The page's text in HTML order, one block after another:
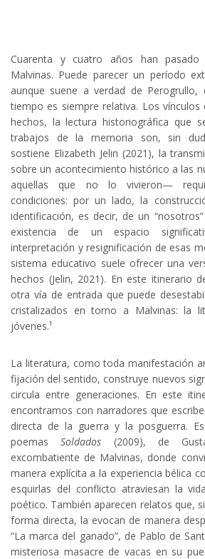
Cuarenta y cuatro años han
Malvinas. Puede parecer un período
aunque suene a verdad de Perogrullo,
tiempo es siempre relativa. Los
hechos, la lectura historiográfica que
trabajos de la memoria son, sin
sostiene Elizabeth Jelin (2021), la
sobre un acontecimiento histórico a las
aquellas que no lo vivieron—
condiciones: por un lado, la
identificación, es decir, de un
existencia de un espacio
interpretación y resignificación de esas
sistema educativo suele ofrecer una
hechos (Jelin, 2021). En este itinerario
otra vía de entrada que puede
cristalizados en torno a Malvinas: la
jóvenes.¹
La literatura, como toda manifestación
fijación del sentido, construye nuevos
circula entre generaciones. En este
encontramos con narradores que
directa de la guerra y la posguerra.
poemasSoldados (2009), de
excombatiente de Malvinas, donde
manera explícita a la experiencia bélica
esquirlas del conflicto atraviesan la
poético. También aparecen relatos que,
forma directa, la evocan de manera
“La marca del ganado”, de Pablo de
misteriosa masacre de vacas en su